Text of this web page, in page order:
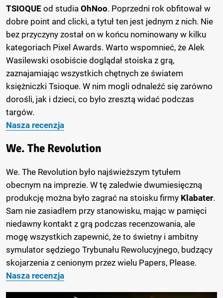
TSIOQUE od studia OhNoo. Poprzedni rok obfitował w
dobre point and clicki, a tytuł ten jest jednym z nich. Nie
bez przyczyny został on w końcu nominowany w kilku
kategoriach Pixel Awards. Warto wspomnieć, że Alek
Wasilewski osobiście doglądał stoiska z grą,
zaznajamiając wszystkich chętnych ze światem
księżniczki Tsioque. W nim mogli odnaleźć się zarówno
dorośli, jak i dzieci, co było zresztą widać podczas
targów.
Nasza recenzja
We. The Revolution
We. The Revolution było najświeższym tytułem
obecnym na imprezie. W tę zaledwie dwumiesięczną
produkcję można było zagrać na stoisku firmy Klabater.
Sam nie zasiadłem przy stanowisku, mając w pamięci
niedawny kontakt z grą podczas recenzowania, ale
mogę wszystkich zapewnić, że to świetny i ambitny
symulator sędziego Trybunału Rewolucyjnego, budzący
skojarzenia z cenionym przez wielu Papers, Please.
Nasza recenzja